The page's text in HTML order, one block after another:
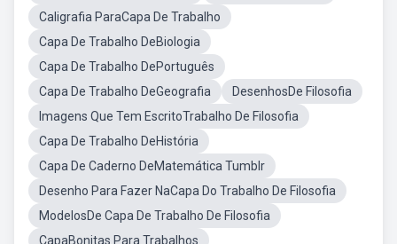
Caligrafia ParaCapa De Trabalho
Capa De Trabalho DeBiologia
Capa De Trabalho DePortuguês
Capa De Trabalho DeGeografia
DesenhosDe Filosofia
Imagens Que Tem EscritoTrabalho De Filosofia
Capa De Trabalho DeHistória
Capa De Caderno DeMatemática Tumblr
Desenho Para Fazer NaCapa Do Trabalho De Filosofia
ModelosDe Capa De Trabalho De Filosofia
CapaBonitas Para Trabalhos